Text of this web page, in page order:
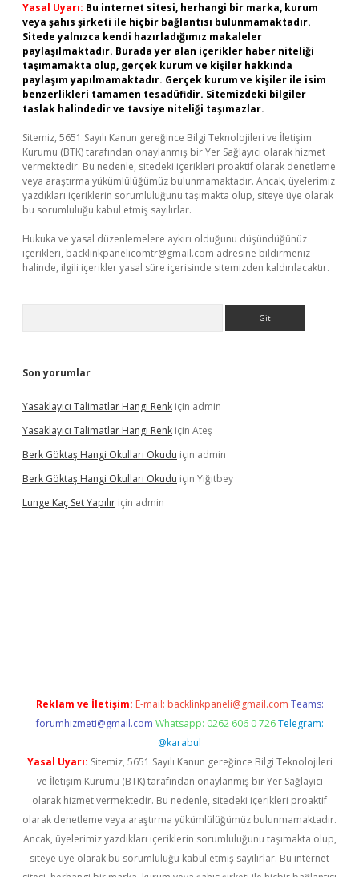
Yasal Uyarı: Bu internet sitesi, herhangi bir marka, kurum
veya şahıs şirketi ile hiçbir bağlantısı bulunmamaktadır.
Sitede yalnızca kendi hazırladığımız makaleler
paylaşılmaktadır. Burada yer alan içerikler haber niteliği
taşımamakta olup, gerçek kurum ve kişiler hakkında
paylaşım yapılmamaktadır. Gerçek kurum ve kişiler ile isim
benzerlikleri tamamen tesadüfidir. Sitemizdeki bilgiler
taslak halindedir ve tavsiye niteliği taşımazlar.
Sitemiz, 5651 Sayılı Kanun gereğince Bilgi Teknolojileri ve İletişim
Kurumu (BTK) tarafından onaylanmış bir Yer Sağlayıcı olarak hizmet
vermektedir. Bu nedenle, sitedeki içerikleri proaktif olarak denetleme
veya araştırma yükümlülüğümüz bulunmamaktadır. Ancak, üyelerimiz
yazdıkları içeriklerin sorumluluğunu taşımakta olup, siteye üye olarak
bu sorumluluğu kabul etmiş sayılırlar.
Hukuka ve yasal düzenlemelere aykırı olduğunu düşündüğünüz
içerikleri, backlinkpanelicomtr@gmail.com adresine bildirmeniz
halinde, ilgili içerikler yasal süre içerisinde sitemizden kaldırılacaktır.
Son yorumlar
Yasaklayıcı Talimatlar Hangi Renk için admin
Yasaklayıcı Talimatlar Hangi Renk için Ateş
Berk Göktaş Hangi Okulları Okudu için admin
Berk Göktaş Hangi Okulları Okudu için Yiğitbey
Lunge Kaç Set Yapılır için admin
Reklam ve İletişim: E-mail: backlinkpaneli@gmail.com Teams:
forumhizmeti@gmail.com Whatsapp: 0262 606 0 726 Telegram:
@karabul
Yasal Uyarı: Sitemiz, 5651 Sayılı Kanun gereğince Bilgi Teknolojileri
ve İletişim Kurumu (BTK) tarafından onaylanmış bir Yer Sağlayıcı
olarak hizmet vermektedir. Bu nedenle, sitedeki içerikleri proaktif
olarak denetleme veya araştırma yükümlülüğümüz bulunmamaktadır.
Ancak, üyelerimiz yazdıkları içeriklerin sorumluluğunu taşımakta olup,
siteye üye olarak bu sorumluluğu kabul etmiş sayılırlar. Bu internet